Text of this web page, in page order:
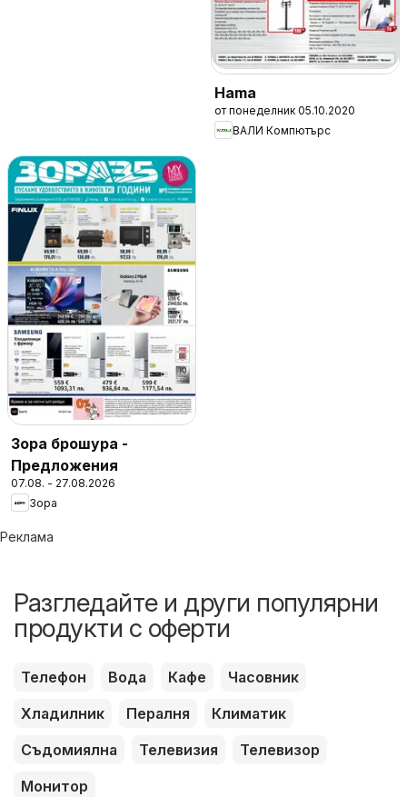
Hama
от понеделник 05.10.2020
ВАЛИ Компютърc
Зора брошура -
Предложения
07.08. - 27.08.2026
Зора
Реклама
Разгледайте и други популярни
продукти с оферти
Телефон Вода Кафе
Часовник
Хладилник
Пералня
Климатик
Съдомиялна
Телевизия
Телевизор
Монитор